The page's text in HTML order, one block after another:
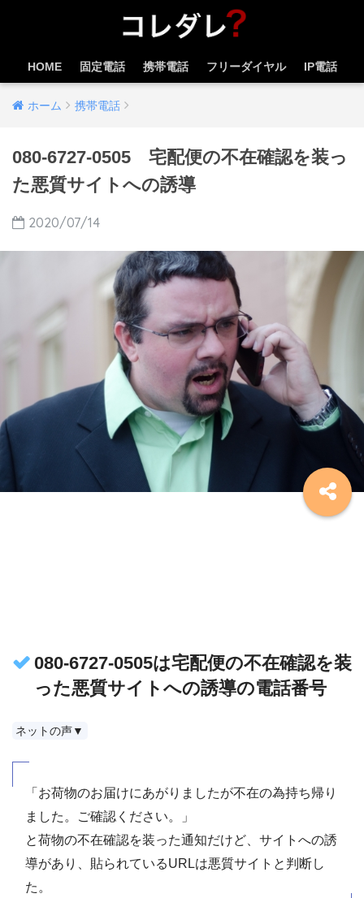
HOME 固定電話 携帯電話 フリーダイヤル IP電話
ホーム 携帯電話
080-6727-0505 宅配便の不在確認を装っ
た悪質サイトへの誘導
2020/07/14
080-6727-0505は宅配便の不在確認を装
った悪質サイトへの誘導の電話番号
ネットの声▼
「お荷物のお届けにあがりましたが不在の為持ち帰り
ました。ご確認ください。」
と荷物の不在確認を装った通知だけど、サイトへの誘
導があり、貼られているURLは悪質サイトと判断し
た。